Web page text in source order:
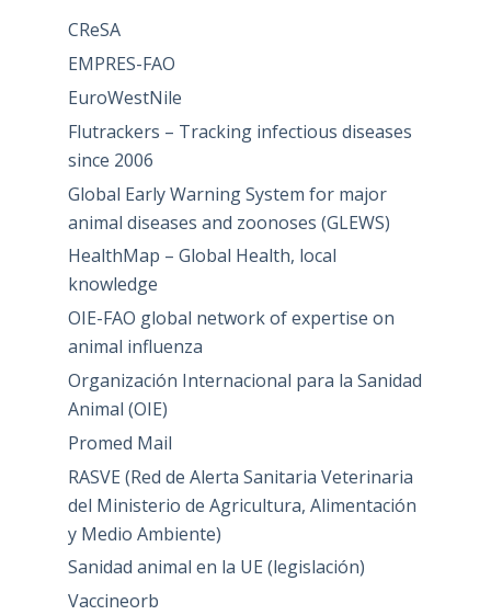
CReSA
EMPRES-FAO
EuroWestNile
Flutrackers – Tracking infectious diseases
since 2006
Global Early Warning System for major
animal diseases and zoonoses (GLEWS)
HealthMap – Global Health, local
knowledge
OIE-FAO global network of expertise on
animal influenza
Organización Internacional para la Sanidad
Animal (OIE)
Promed Mail
RASVE (Red de Alerta Sanitaria Veterinaria
del Ministerio de Agricultura, Alimentación
y Medio Ambiente)
Sanidad animal en la UE (legislación)
Vaccineorb